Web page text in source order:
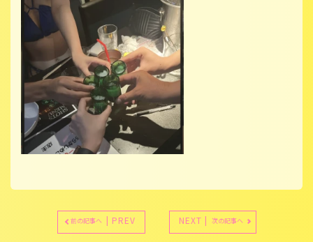
前の記事へ | PREV NEXT | 次の記事へ